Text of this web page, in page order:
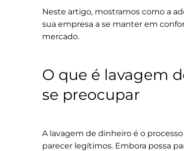
Neste artigo, mostramos como a
sua empresa a se manter em
mercado.
O que é lavagem
se preocupar
A lavagem de dinheiro é o
parecer legítimos. Embora possa